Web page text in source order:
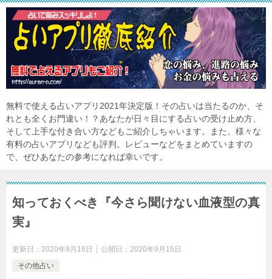
無料で使える占いアプリ2021年決定版！その占いは当たるのか、そ
れとも全くお門違い！？あなたが日々目にする占いの受け止め方、
そして上手な付き合い方などもご紹介しちゃいます。また、様々な
有料の占いアプリなども評判。レビューなどをまとめていますの
で、ぜひあなたの参考になれば幸いです。
知っておくべき『今さら聞けない血液型の真
実』
更新日： 2020年9月16日 公開日： 2020年9月15日
その他占い